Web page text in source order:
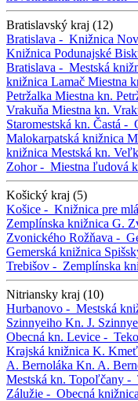
Bratislavský kraj (12)
Bratislava - Knižnica
Knižnica Podunajské
Bratislava - Mestská
knižnica Lamač Miestna
Petržalka Miestna kn.
Vrakuňa Miestna kn.
Staromestská kn. Častá -
Malokarpatská knižnica
knižnica Mestská kn.
Zohor - Miestna ľudová
Košický kraj (5)
Košice - Knižnica pre
Zemplínska knižnica G.
Zvonického Rožňava -
Gemerská knižnica
Trebišov - Zemplínska
Nitriansky kraj (10)
Hurbanovo - Mestská
Szinnyeiho Kn. J.
Obecná kn. Levice -
Krajská knižnica K.
A. Bernoláka Kn. A.
Mestská kn. Topoľčany -
Zálužie - Obecná knižnica